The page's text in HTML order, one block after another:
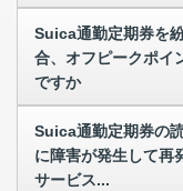
Suica通勤定期券を
合、オフピークポイ
ですか
Suica通勤定期券の
に障害が発生して再
サービス...